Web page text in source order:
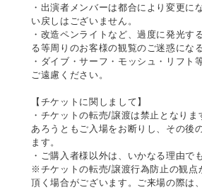
・出演者メンバーは都合により変更
い戻しはございません。
・改造ペンライトなど、過度に発光す
る等周りのお客様の観覧のご迷惑にな
・ダイブ・サーフ・モッシュ・リフト
ご遠慮ください。
【チケットに関しまして】
・チケットの転売/譲渡は禁止となり
あろうともご入場をお断りし、その後
ます。
・ご購入者様以外は、いかなる理由で
※チケットの転売/譲渡行為防止の観点
頂く場合がございます。ご来場の際は